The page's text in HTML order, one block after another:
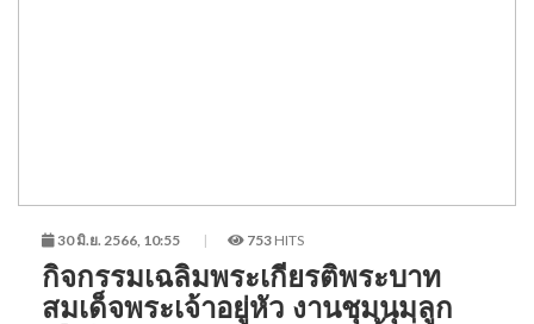
30 มิ.ย. 2566, 10:55 753 HITS
กิจกรรมเฉลิมพระเกียรติพระบาท
สมเด็จพระเจ้าอยู่หัว งานชุมนุมลูก